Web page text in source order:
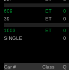
609 ET 0
39
ET 0
1603 ET 0
SINGLE
0
Car # Class Q